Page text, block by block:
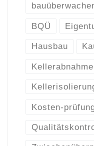
BQÜ
Hausbau
Kellerabnahme
Kosten-